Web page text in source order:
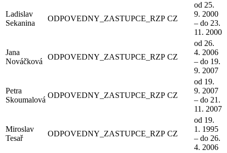
Ladislav
Sekanina
ODPOVEDNY_ZASTUPCE_RZP CZ
od 25.
9. 2000
– do 23.
11. 2000
Jana
Nováčková
ODPOVEDNY_ZASTUPCE_RZP CZ
od 26.
4. 2006
– do 19.
9. 2007
Petra
Skoumalová
ODPOVEDNY_ZASTUPCE_RZP CZ
od 19.
9. 2007
– do 21.
11. 2007
Miroslav
Tesař
ODPOVEDNY_ZASTUPCE_RZP CZ
od 19.
1. 1995
– do 26.
4. 2006